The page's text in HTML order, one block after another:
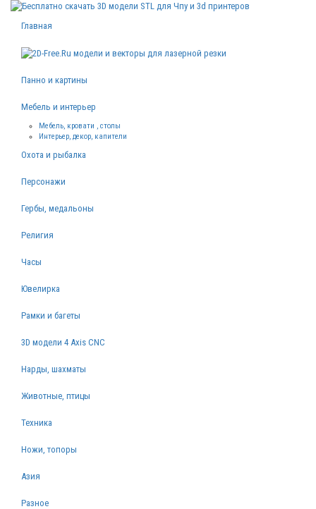
Главная
Панно и картины
Мебель и интерьер
Мебель, кровати , столы
Интерьер, декор, капители
Охота и рыбалка
Персонажи
Гербы, медальоны
Религия
Часы
Ювелирка
Рамки и багеты
3D модели 4 Axis CNC
Нарды, шахматы
Животные, птицы
Техника
Ножи, топоры
Азия
Разное